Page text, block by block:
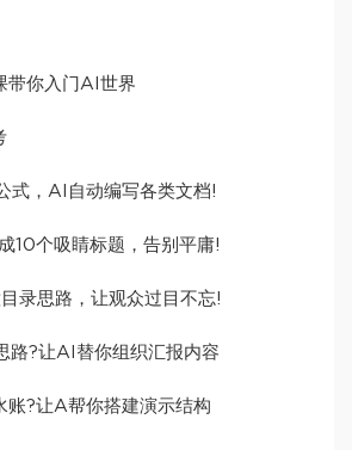
带你入门AI世界
式，AI自动编写各类文档!
10个吸睛标题，告别平庸!
录思路，让观众过目不忘!
路?让AI替你组织汇报内容
账?让A帮你搭建演示结构